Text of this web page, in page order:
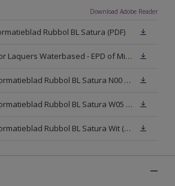
Download Adobe Reader
Rubbol BL Satura (PDF)
Sikkens Interior Laquers Waterbased - EPD of Milieuproductverklaring
Veiligheidsinformatieblad Rubbol BL Satura N00 (MSDS)
Veiligheidsinformatieblad Rubbol BL Satura W05 (MSDS)
Veiligheidsinformatieblad Rubbol BL Satura Wit (MSDS)